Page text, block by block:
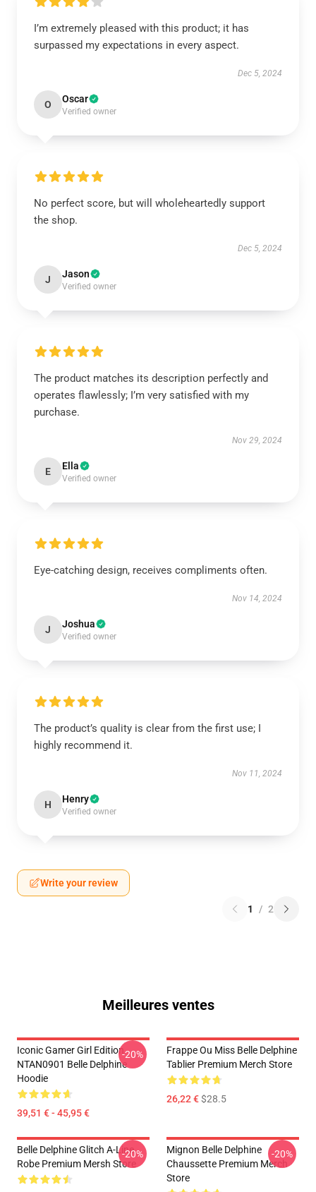
I’m extremely pleased with this product; it has
surpassed my expectations in every aspect.
Dec 5, 2024
O Oscar
Verified owner
No perfect score, but will wholeheartedly support
the shop.
Dec 5, 2024
J Jason
Verified owner
The product matches its description perfectly and
operates flawlessly; I’m very satisfied with my
purchase.
Nov 29, 2024
E Ella
Verified owner
Eye-catching design, receives compliments often.
Nov 14, 2024
J Joshua
Verified owner
The product’s quality is clear from the first use; I
highly recommend it.
Nov 11, 2024
H Henry
Verified owner
Write your review
1 / 2
Meilleures ventes
Iconic Gamer Girl Edition
NTAN0901 Belle Delphine
Hoodie
39,51 € - 45,95 €
-20%
Frappe Ou Miss Belle Delphine
Tablier Premium Merch Store
26,22 €$28.5
Belle Delphine Glitch A-Line
Robe Premium Mersh Store
-20%
Mignon Belle Delphine
Chaussette Premium Merch
Store
-20%